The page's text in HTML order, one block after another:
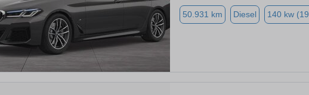
50.931 km Diesel 140 kw